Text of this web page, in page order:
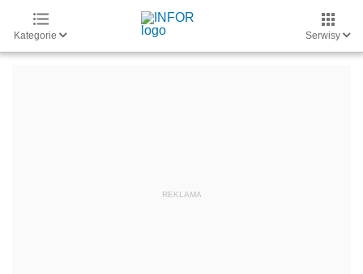
Kategorie Serwisy